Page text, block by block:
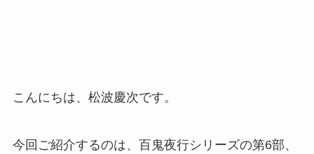
こんにちは、松波慶次です。
今回ご紹介するのは、百鬼夜行シリーズの第6部、